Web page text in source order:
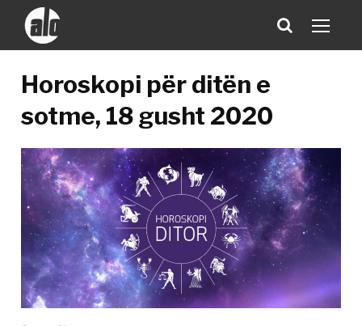
Horoskopi për ditën e
sotme, 18 gusht 2020